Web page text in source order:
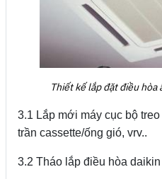
Thiết kế lắp đặt điều
3.1 Lắp mới máy cục bộ
trần cassette/ống gió, vrv..
3.2 Tháo lắp điều hòa